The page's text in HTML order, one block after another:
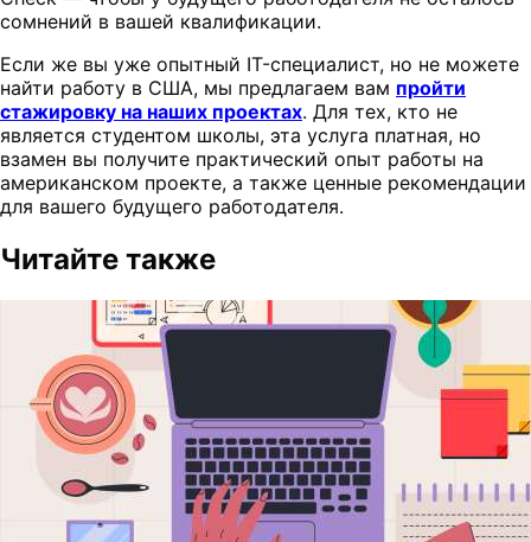
сомнений в вашей квалификации.
Если же вы уже опытный IT-специалист, но не можете
найти работу в США, мы предлагаем вам пройти
стажировку на наших проектах. Для тех, кто не
является студентом школы, эта услуга платная, но
взамен вы получите практический опыт работы на
американском проекте, а также ценные рекомендации
для вашего будущего работодателя.
Читайте также